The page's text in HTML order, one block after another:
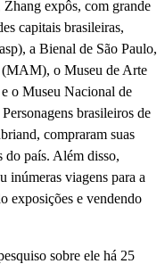
Zhang expôs, com grande
capitais brasileiras,
a Bienal de São Paulo,
(MAM), o Museu de Arte
o Museu Nacional de
brasileiros de
compraram suas
do país. Além disso,
inúmeras viagens para a
exposições e vendendo
sobre ele há 25